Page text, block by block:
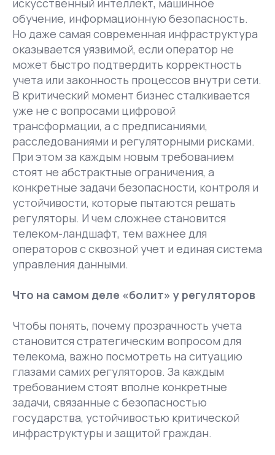
искусственный интеллект, машинное
обучение, информационную безопасность.
Но даже самая современная инфраструктура
оказывается уязвимой, если оператор не
может быстро подтвердить корректность
учета или законность процессов внутри сети.
В критический момент бизнес сталкивается
уже не с вопросами цифровой
трансформации, а с предписаниями,
расследованиями и регуляторными рисками.
При этом за каждым новым требованием
стоят не абстрактные ограничения, а
конкретные задачи безопасности, контроля и
устойчивости, которые пытаются решать
регуляторы. И чем сложнее становится
телеком-ландшафт, тем важнее для
операторов с сквозной учет и единая система
управления данными.
Что на самом деле «болит» у регуляторов
Чтобы понять, почему прозрачность учета
становится стратегическим вопросом для
телекома, важно посмотреть на ситуацию
глазами самих регуляторов. За каждым
требованием стоят вполне конкретные
задачи, связанные с безопасностью
государства, устойчивостью критической
инфраструктуры и защитой граждан.